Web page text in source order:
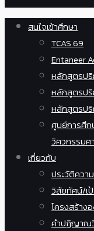
สนใจเข้าศึกษา
TCAS 69
Entaneer
หลักสูตรป
หลักสูตรป
หลักสูตรป
ศูนย์การศึก
วิศวกรรมศ
เกี่ยวกับ
ประวัติควา
วิสัยทัศน์/เ
โครงสร้าง
คำปฏิญาณ